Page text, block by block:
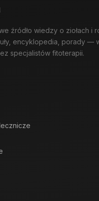
źródło wiedzy o ziołach i
encyklopedia, porady —
specjalistów fitoterapii.